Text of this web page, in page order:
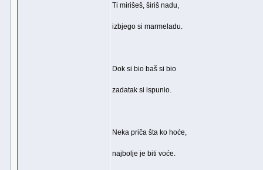
Ti mirišeš, širiš nadu,
izbjego si marmeladu.
Dok si bio baš si bio
zadatak si ispunio.
Neka priča šta ko hoće,
najbolje je biti voće.